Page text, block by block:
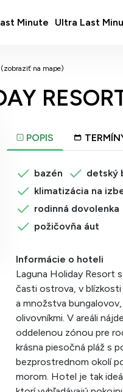
Minute Ultra Last
(zobraziť na mape)
POPIS
bazén detský
klimatizácia na
rodinná dovolenka
požičovňa áut
Informácie o hoteli
Laguna Holiday Resort
časti ostrova, v blízkosti
a množstva
olivovníkmi. V areáli
oddelenou zónou pre
krásna piesočná pláž s
bezprostrednom okolí
morom. Hotel je tak